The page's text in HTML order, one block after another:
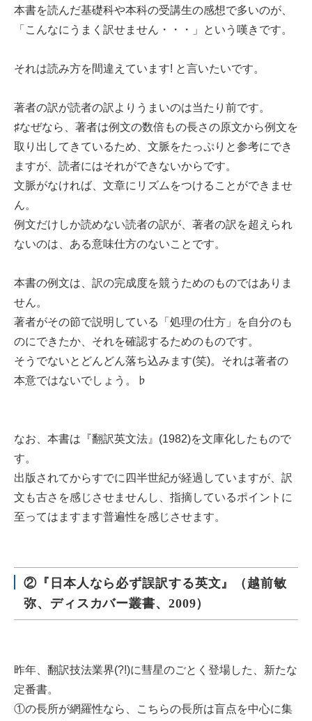
本書を読んだ基礎科や本科の受講生の感想で多いのが、
「こんなにうまく訳せません・・・」という嘆きです。
それは読み方を間違えています! と言いたいです。
著者の訳が読者の訳よりうまいのは当たり前です。
♯なぜなら、著者は例文の数倍もの長さの原文から例文を
取り出してきているため、文脈をたっぷりと参考にでき
ますが、読者にはそれができないからです。
文脈がなければ、文章にリズムをつけることができませ
ん。
例文だけしか読めない読者の訳が、著者の訳を超えられ
ないのは、ある意味仕方のないことです。
本書の例文は、訳の完成度を競うためのものではありま
せん。
著者がその節で説明している「処理の仕方」を自分のも
のにできたか、それを確認するためのものです。
そうでないとどんどん落ち込みます(笑)。それは著者の
本意ではないでしょう。♭
なお、本書は『翻訳英文法』(1982)を文庫化したもので
す。
出版されてからすでに四半世紀が経過していますが、訳
文も古さを感じさせませんし、指摘しているポイントに
至ってはますます普遍性を感じさせます。
②『日本人なら必ず誤訳する英文』（越前敏
弥、ディスカバー叢書、2009）
昨年、翻訳技法業界(?!)に彗星のごとく登場した、新たな
定番書。
①の長所が網羅性なら、こちらの長所は盲点を中心に集